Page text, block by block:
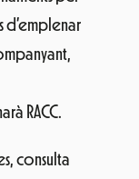
RACC.
consulta